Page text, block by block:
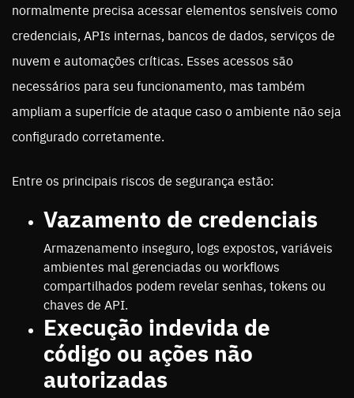
normalmente precisa acessar elementos sensíveis como
credenciais, APIs internas, bancos de dados, serviços de
nuvem e automações críticas. Esses acessos são
necessários para seu funcionamento, mas também
ampliam a superfície de ataque caso o ambiente não seja
configurado corretamente.
Entre os principais riscos de segurança estão:
Vazamento de credenciais
Armazenamento inseguro, logs expostos, variáveis
ambientes mal gerenciadas ou workflows
compartilhados podem revelar senhas, tokens ou
chaves de API.
Execução indevida de
código ou ações não
autorizadas